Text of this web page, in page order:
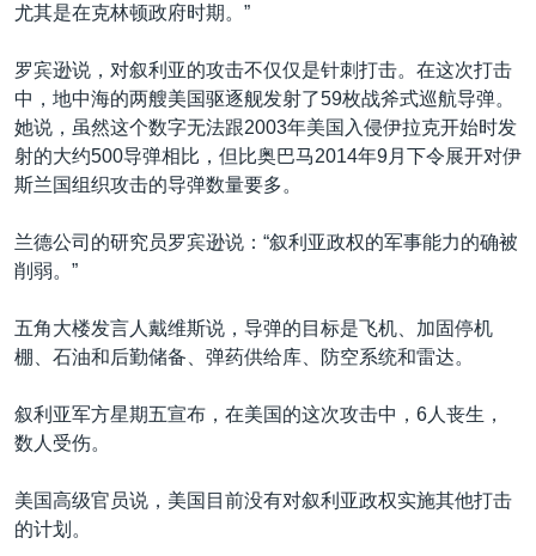
尤其是在克林顿政府时期。”
罗宾逊说，对叙利亚的攻击不仅仅是针刺打击。在这次打击
中，地中海的两艘美国驱逐舰发射了59枚战斧式巡航导弹。
她说，虽然这个数字无法跟2003年美国入侵伊拉克开始时发
射的大约500导弹相比，但比奥巴马2014年9月下令展开对伊
斯兰国组织攻击的导弹数量要多。
兰德公司的研究员罗宾逊说：“叙利亚政权的军事能力的确被
削弱。”
五角大楼发言人戴维斯说，导弹的目标是飞机、加固停机
棚、石油和后勤储备、弹药供给库、防空系统和雷达。
叙利亚军方星期五宣布，在美国的这次攻击中，6人丧生，
数人受伤。
美国高级官员说，美国目前没有对叙利亚政权实施其他打击
的计划。